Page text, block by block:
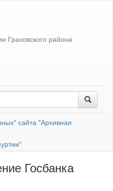
Граховского района
сайта "Архивная
Госбанка